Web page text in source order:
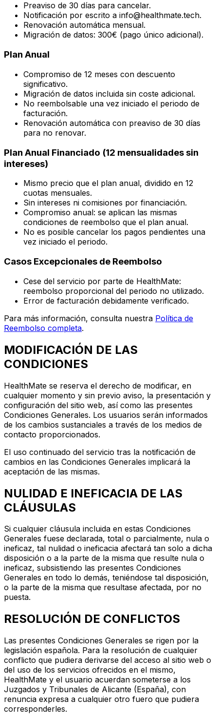
Preaviso de 30 días para cancelar.
Notificación por escrito a info@healthmate.tech.
Renovación automática mensual.
Migración de datos: 300€ (pago único adicional).
Plan Anual
Compromiso de 12 meses con descuento
significativo.
Migración de datos incluida sin coste adicional.
No reembolsable una vez iniciado el periodo de
facturación.
Renovación automática con preaviso de 30 días
para no renovar.
Plan Anual Financiado (12 mensualidades sin
intereses)
Mismo precio que el plan anual, dividido en 12
cuotas mensuales.
Sin intereses ni comisiones por financiación.
Compromiso anual: se aplican las mismas
condiciones de reembolso que el plan anual.
No es posible cancelar los pagos pendientes una
vez iniciado el periodo.
Casos Excepcionales de Reembolso
Cese del servicio por parte de HealthMate:
reembolso proporcional del periodo no utilizado.
Error de facturación debidamente verificado.
Para más información, consulta nuestra Política de
Reembolso completa.
MODIFICACIÓN DE LAS
CONDICIONES
HealthMate se reserva el derecho de modificar, en
cualquier momento y sin previo aviso, la presentación y
configuración del sitio web, así como las presentes
Condiciones Generales. Los usuarios serán informados
de los cambios sustanciales a través de los medios de
contacto proporcionados.
El uso continuado del servicio tras la notificación de
cambios en las Condiciones Generales implicará la
aceptación de las mismas.
NULIDAD E INEFICACIA DE LAS
CLÁUSULAS
Si cualquier cláusula incluida en estas Condiciones
Generales fuese declarada, total o parcialmente, nula o
ineficaz, tal nulidad o ineficacia afectará tan solo a dicha
disposición o a la parte de la misma que resulte nula o
ineficaz, subsistiendo las presentes Condiciones
Generales en todo lo demás, teniéndose tal disposición,
o la parte de la misma que resultase afectada, por no
puesta.
RESOLUCIÓN DE CONFLICTOS
Las presentes Condiciones Generales se rigen por la
legislación española. Para la resolución de cualquier
conflicto que pudiera derivarse del acceso al sitio web o
del uso de los servicios ofrecidos en el mismo,
HealthMate y el usuario acuerdan someterse a los
Juzgados y Tribunales de Alicante (España), con
renuncia expresa a cualquier otro fuero que pudiera
corresponderles.